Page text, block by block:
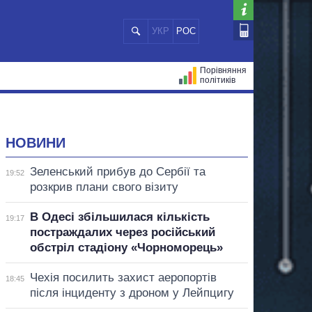
УКР РОС
Порівняння
політиків
НОВИНИ
19:52
Зеленський прибув до Сербії та
розкрив плани свого візиту
19:17
В Одесі збільшилася кількість
постраждалих через російський
обстріл стадіону «Чорноморець»
18:45
Чехія посилить захист аеропортів
після інциденту з дроном у Лейпцигу